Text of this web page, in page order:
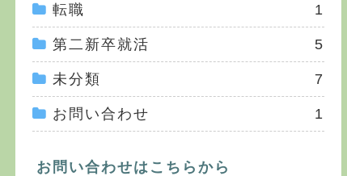
転職 1
第二新卒就活 5
未分類 7
お問い合わせ 1
お問い合わせはこちらから